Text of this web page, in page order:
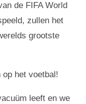
de FIFA World
zullen het
grootste
op het voetbal!
leeft en we